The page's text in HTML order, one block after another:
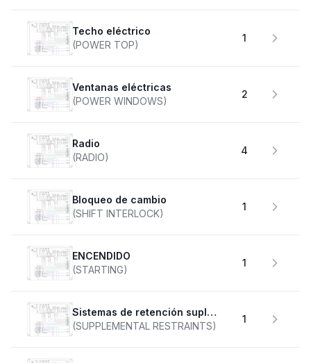
Techo eléctrico
(POWER TOP)
1
Ventanas eléctricas
(POWER WINDOWS)
2
Radio
(RADIO)
4
Bloqueo de cambio
(SHIFT INTERLOCK)
1
ENCENDIDO
(STARTING)
1
Sistemas de retención suplementarios
(SUPPLEMENTAL RESTRAINTS)
1